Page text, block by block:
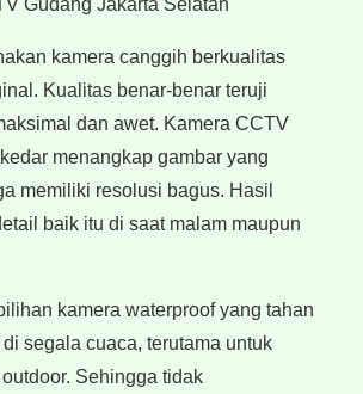
kamera canggih berkualitas
Kualitas benar-benar teruji
dan awet. Kamera CCTV
menangkap gambar yang
memiliki resolusi bagus. Hasil
baik itu di saat malam maupun
kamera waterproof yang tahan
segala cuaca, terutama untuk
Sehingga tidak